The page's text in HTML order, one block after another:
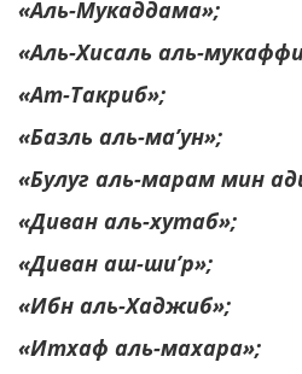
«Аль-Мукаддама»;
«Аль-Хисаль аль-
«Ат-Такриб»;
«Базль аль-ма’ун»;
«Булуг аль-марам мин
«Диван аль-хутаб»;
«Диван аш-ши’р»;
«Ибн аль-Хаджиб»;
«Итхаф аль-махара»;